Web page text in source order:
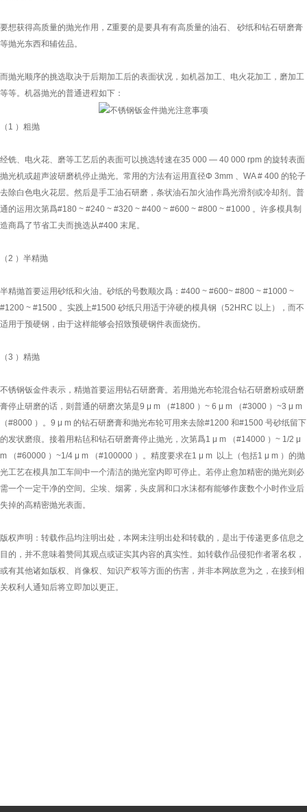
ꄴ 前一个： 无
ꄲ 后一个： 无
要想获得高质量的抛光作用，Z重要的是要具有有高质量的油石、 砂纸和钻石研磨膏
等抛光东西和辅佐品。
而抛光顺序的挑选取决于后期加工后的表面状况，如机器加工、电火花加工，磨加工
等等。机器抛光的普通进程如下：
（1 ）粗抛
经铣、电火花、磨等工艺后的表面可以挑选转速在35 000 — 40 000 rpm 的旋转表面
抛光机或超声波研磨机停止抛光。常用的方法有运用直径Φ 3mm 、WA # 400 的轮子
去除白色电火花层。然后是手工油石研磨，条状油石加火油作爲光滑剂或冷却剂。普
通的运用次第爲#180 ~ #240 ~ #320 ~ #400 ~ #600 ~ #800 ~ #1000 。许多模具制
造商爲了节省工夫而挑选从#400 末尾。
（2 ）半精抛
半精抛首要运用砂纸和火油。砂纸的号数顺次爲：#400 ~ #600~ #800 ~ #1000 ~
#1200 ~ #1500 。实践上#1500 砂纸只用适于淬硬的模具钢（52HRC 以上），而不
适用于预硬钢，由于这样能够会招致预硬钢件表面烧伤。
（3 ）精抛
不锈钢钣金件表示，精抛首要运用钻石研磨膏。若用抛光布轮混合钻石研磨粉或研磨
膏停止研磨的话，则普通的研磨次第是9 μ m （#1800 ）~ 6 μ m （#3000 ）~3 μ m
（#8000 ）。9 μ m 的钻石研磨膏和抛光布轮可用来去除#1200 和#1500 号砂纸留下
的发状磨痕。接着用粘毡和钻石研磨膏停止抛光，次第爲1 μ m （#14000 ）~ 1/2 μ
m （#60000 ）~1/4 μ m （#100000 ）。精度要求在1 μ m 以上（包括1 μ m ）的抛
光工艺在模具加工车间中一个清洁的抛光室内即可停止。若停止愈加精密的抛光则必
需一个一定干净的空间。尘埃、烟雾，头皮屑和口水沫都有能够作废数个小时作业后
失掉的高精密抛光表面。
版权声明：转载作品均注明出处，本网未注明出处和转载的，是出于传递更多信息之
目的，并不意味着赞同其观点或证实其内容的真实性。如转载作品侵犯作者署名权，
或有其他诸如版权、肖像权、知识产权等方面的伤害，并非本网故意为之，在接到相
关权利人通知后将立即加以更正。